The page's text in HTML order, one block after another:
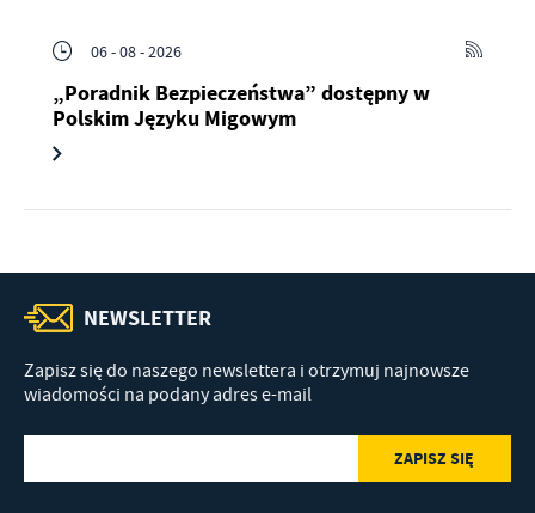
06 - 08 - 2026
„Poradnik Bezpieczeństwa” dostępny w
Polskim Języku Migowym
NEWSLETTER
Zapisz się do naszego newslettera i otrzymuj najnowsze
wiadomości na podany adres e-mail